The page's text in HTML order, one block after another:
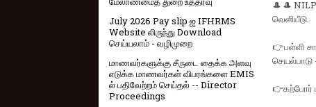
🎩🎩NILP
வெளியீடு.
👉பள்ளி
👉கற்போர்
July 2026 Pay slip ஐ IFHRMS
Website லிருந்து Download
செய்யலாம் - வழிமுறை
மாணவர்களுக்கு சீருடை தைக்க அளவு
எடுக்க மாணவர்கள் விபரங்களை EMIS
ல் பதிவேற்றம் செய்தல் -- Director
Proceedings